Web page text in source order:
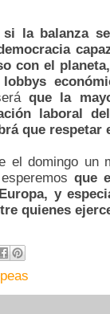
si la balanza
con el
que la
laboral
que respetar
el domingo un
que
y
quienes